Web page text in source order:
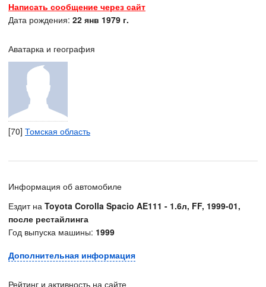
Написать сообщение через сайт
Дата рождения: 22 янв 1979 г.
Аватарка и география
[70] Томская область
Информация об автомобиле
Ездит на Toyota Corolla Spacio AE111 - 1.6л, FF, 1999-01,
после рестайлинга
Год выпуска машины: 1999
Дополнительная информация
Рейтинг и активность на сайте